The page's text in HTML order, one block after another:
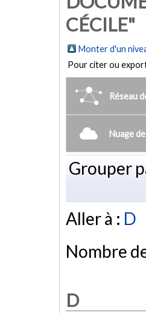
CÉCILE"
Monter d'un
Pour citer ou
Réseau
Nuage
Grouper
Aller à : D
Nombre
D